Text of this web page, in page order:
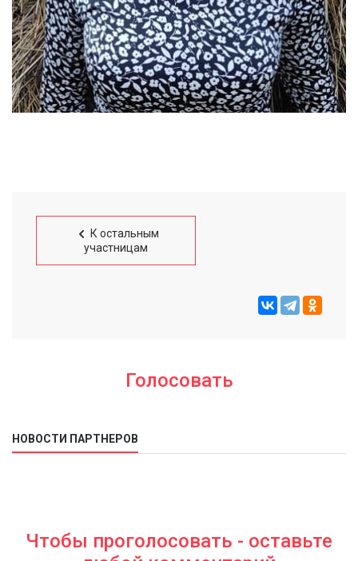
К остальным
участницам
Голосовать
НОВОСТИ ПАРТНЕРОВ
Чтобы проголосовать - оставьте